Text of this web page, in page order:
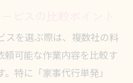
スを選ぶ際は、複数社の料
頼可能な作業内容を比較す
特に「家事代行単発」